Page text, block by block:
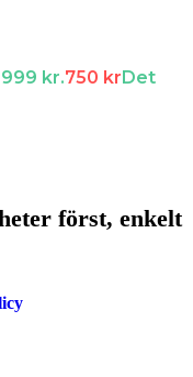
kr.750 krDet
först, enkelt